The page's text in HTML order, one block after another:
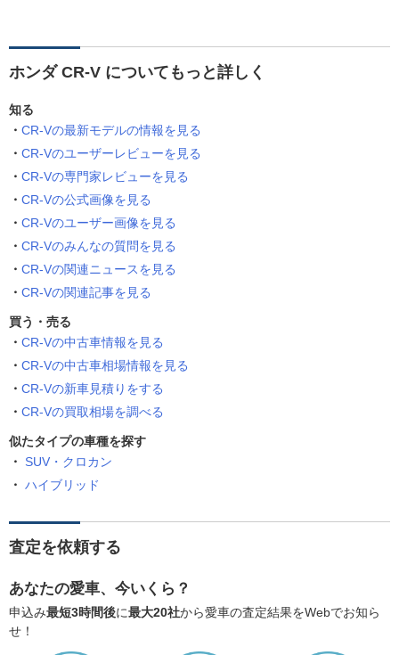
ホンダ CR-V についてもっと詳しく
知る
CR-Vの最新モデルの情報を見る
CR-Vのユーザーレビューを見る
CR-Vの専門家レビューを見る
CR-Vの公式画像を見る
CR-Vのユーザー画像を見る
CR-Vのみんなの質問を見る
CR-Vの関連ニュースを見る
CR-Vの関連記事を見る
買う・売る
CR-Vの中古車情報を見る
CR-Vの中古車相場情報を見る
CR-Vの新車見積りをする
CR-Vの買取相場を調べる
似たタイプの車種を探す
SUV・クロカン
ハイブリッド
査定を依頼する
あなたの愛車、今いくら？
申込み最短3時間後に最大20社から愛車の査定結果をWebでお知ら
せ！